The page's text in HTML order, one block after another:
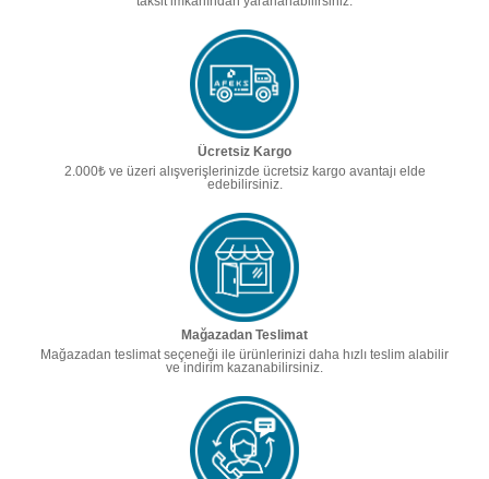
Ücretsiz Kargo
2.000₺ ve üzeri alışverişlerinizde ücretsiz kargo avantajı elde
edebilirsiniz.
Mağazadan Teslimat
Mağazadan teslimat seçeneği ile ürünlerinizi daha hızlı teslim alabilir
ve indirim kazanabilirsiniz.